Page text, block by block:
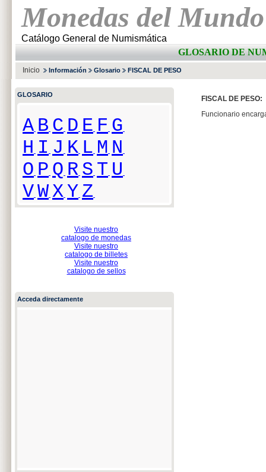
Monedas del Mundo
Catálogo General de Numismática
GLOSARIO DE
Inicio Información Glosario FISCAL DE PESO
GLOSARIO
A B C D E F G
H I J K L M N
O P Q RS T U
VWXYZ
Visite nuestro
catalogo de monedas
Visite nuestro
catalogo de billetes
Visite nuestro
catalogo de sellos
Acceda directamente
FISCAL DE PESO:
Funcionario